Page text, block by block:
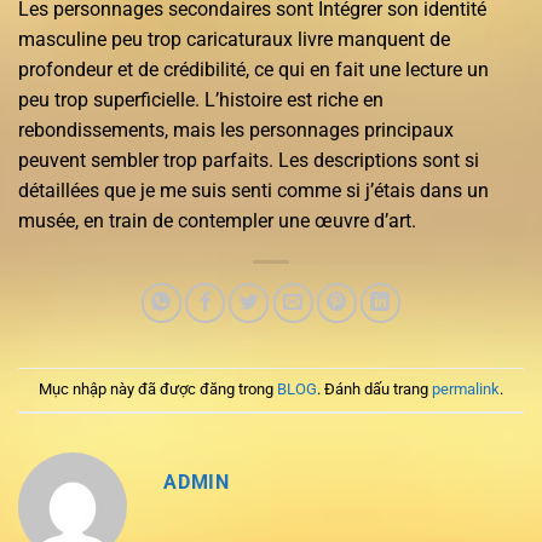
Les personnages secondaires sont Intégrer son identité
masculine peu trop caricaturaux livre manquent de
profondeur et de crédibilité, ce qui en fait une lecture un
peu trop superficielle. L’histoire est riche en
rebondissements, mais les personnages principaux
peuvent sembler trop parfaits. Les descriptions sont si
détaillées que je me suis senti comme si j’étais dans un
musée, en train de contempler une œuvre d’art.
Mục nhập này đã được đăng trong BLOG. Đánh dấu trang permalink.
ADMIN